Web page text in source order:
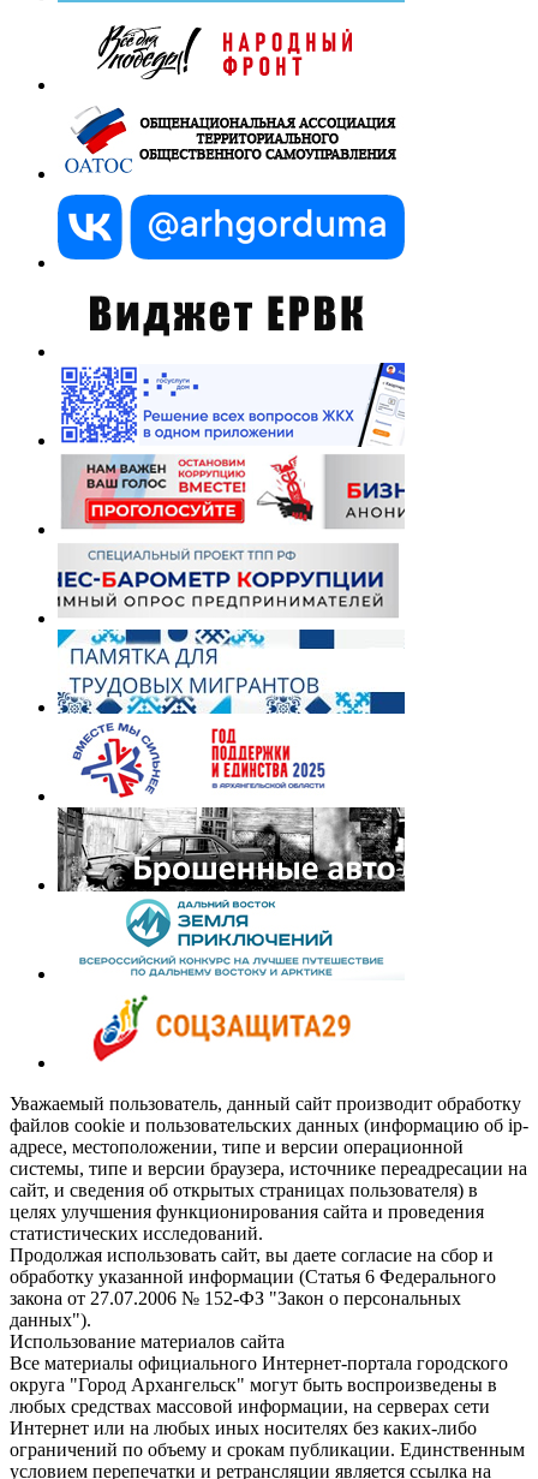
Уважаемый пользователь, данный сайт производит обработку
файлов cookie и пользовательских данных (информацию об ip-
адресе, местоположении, типе и версии операционной
системы, типе и версии браузера, источнике переадресации на
сайт, и сведения об открытых страницах пользователя) в
целях улучшения функционирования сайта и проведения
статистических исследований.
Продолжая использовать сайт, вы даете согласие на сбор и
обработку указанной информации (Статья 6 Федерального
закона от 27.07.2006 № 152-ФЗ "Закон о персональных
данных").
Использование материалов сайта
Все материалы официального Интернет-портала городского
округа "Город Архангельск" могут быть воспроизведены в
любых средствах массовой информации, на серверах сети
Интернет или на любых иных носителях без каких-либо
ограничений по объему и срокам публикации. Единственным
условием перепечатки и ретрансляции является ссылка на